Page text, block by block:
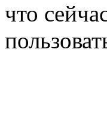
что